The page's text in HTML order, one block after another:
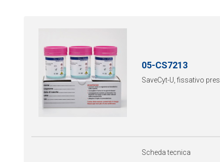
05-CS7213
SaveCyt-U, fissativo
Scheda tecnica